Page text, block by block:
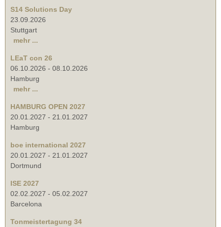
S14 Solutions Day
23.09.2026
Stuttgart
mehr ...
LEaT con 26
06.10.2026 - 08.10.2026
Hamburg
mehr ...
HAMBURG OPEN 2027
20.01.2027 - 21.01.2027
Hamburg
boe international 2027
20.01.2027 - 21.01.2027
Dortmund
ISE 2027
02.02.2027 - 05.02.2027
Barcelona
Tonmeistertagung 34